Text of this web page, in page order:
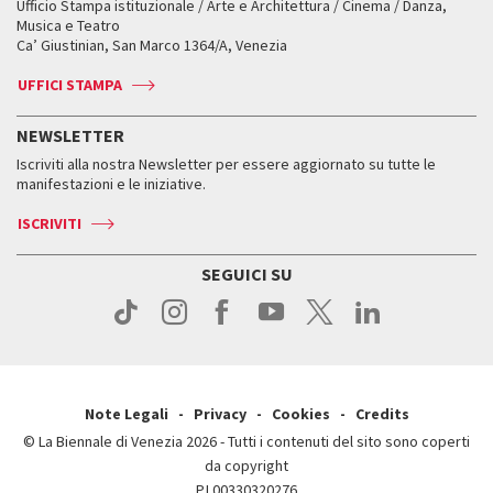
Servizi al pubblico
Come raggiungerci
Press
Orari e sedi
Accrediti
Come raggiungerci
Orari e sedi
Biglietti
Accrediti
Come raggiungerci
Contatti
Press
Servizi al pubblico
Come raggiungerci
Press
Leone d’oro alla carriera
Leone d’argento
Edizioni passate
Orari e sedi
Biglietti
Servizi al pubblico
Come raggiungerci
Contatti
Fondi e Collezioni
Biennale College ASAC
ASAC DATI
Storia
Orari e sedi
Ufficio Stampa istituzionale / Arte e Architettura / Cinema / Danza,
Musica e Teatro
Ca’ Giustinian, San Marco 1364/A, Venezia
UFFICI STAMPA
NEWSLETTER
Iscriviti alla nostra Newsletter per essere aggiornato su tutte le
manifestazioni e le iniziative.
ISCRIVITI
SEGUICI SU
Note Legali Privacy Cookies
Credits
© La Biennale di Venezia 2026 - Tutti i contenuti del sito sono coperti
da copyright